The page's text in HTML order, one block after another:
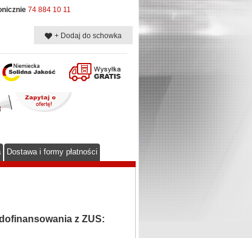
74 884 10 11
+ Dodaj do schowka
Dostawa i formy płatności
z ZUS: